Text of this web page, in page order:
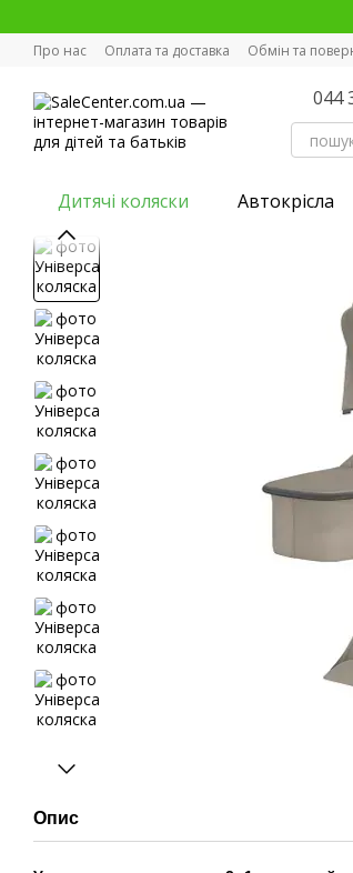
Про нас Оплата та доставка Обмін та
044
Дитячі коляски Автокрісла
Опис